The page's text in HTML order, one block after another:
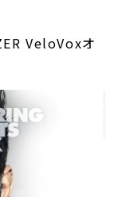
VeloVoxオ